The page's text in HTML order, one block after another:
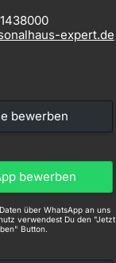
expert.de
bewerben
bewerben
über WhatsApp an uns
verwendest Du den "Jetzt
Button.